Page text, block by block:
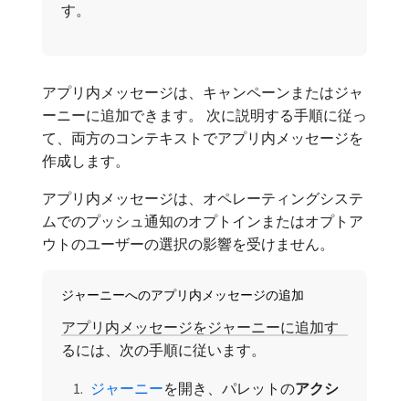
す。
アプリ内メッセージは、キャンペーンまたはジャ
ーニーに追加できます。 次に説明する手順に従っ
て、両方のコンテキストでアプリ内メッセージを
作成します。
アプリ内メッセージは、オペレーティングシステ
ムでのプッシュ通知のオプトインまたはオプトア
ウトのユーザーの選択の影響を受けません。
ジャーニーへのアプリ内メッセージの追加
アプリ内メッセージをジャーニーに追加す
るには、次の手順に従います。
​ ジャーニーを開き、パレットの​アクシ